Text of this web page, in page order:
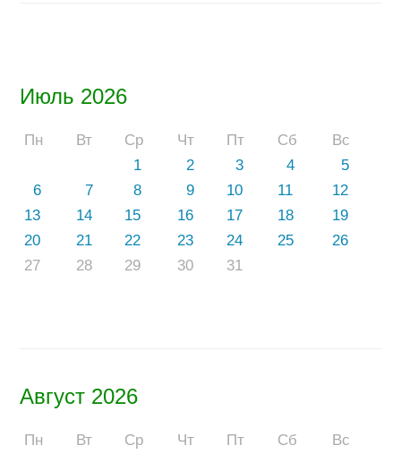
Июль 2026
Пн Вт Ср Чт Пт Сб
Вс
1
2 3 4
5
6
7 8 9 10 11
12
13
14 15 16 17 18
19
20
21 22 23 24 25
26
27
28 29 30 31
Август 2026
Пн Вт Ср Чт Пт Сб
Вс